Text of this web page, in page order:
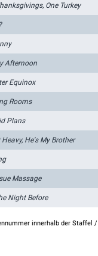
One Turkey
Afternoon
Equinox
Rooms
Plans
Heavy, He's My Brother
Massage
Night Before
innerhalb der Staffel /